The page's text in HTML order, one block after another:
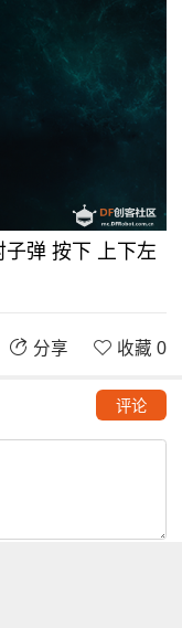
弹 按下 上下左
分享 收藏 0
评论